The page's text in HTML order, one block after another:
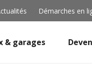
Démarches en
& garages